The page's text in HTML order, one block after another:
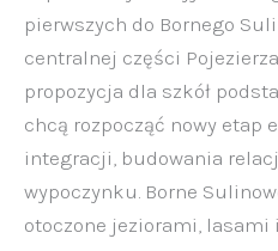
pierwszych do Bornego
centralnej części
propozycja dla szkół
chcą rozpocząć nowy etap
integracji, budowania
wypoczynku. Borne
otoczone jeziorami, lasami